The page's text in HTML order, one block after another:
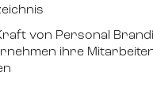
von Personal
ihre